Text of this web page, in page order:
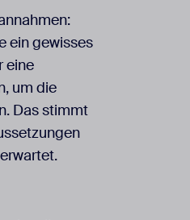
ein gewisses
eine
um die
Das stimmt